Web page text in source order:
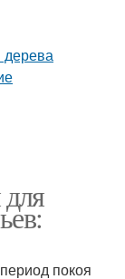
покоя